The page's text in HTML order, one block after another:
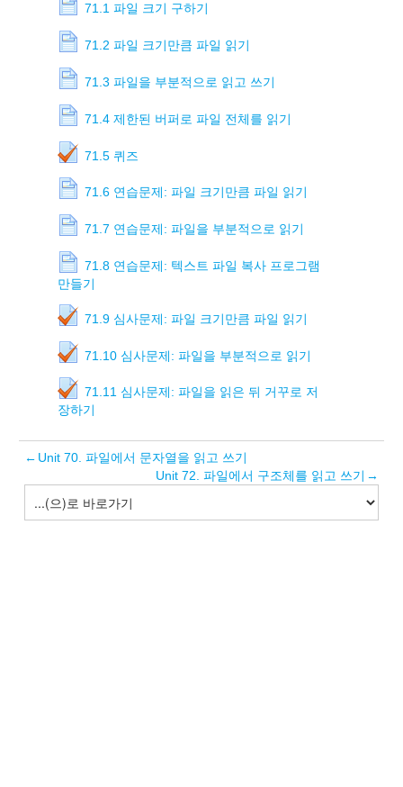
71.1 파일 크기 구하기
71.2 파일 크기만큼 파일 읽기
71.3 파일을 부분적으로 읽고 쓰기
71.4 제한된 버퍼로 파일 전체를 읽기
71.5 퀴즈
71.6 연습문제: 파일 크기만큼 파일 읽기
71.7 연습문제: 파일을 부분적으로 읽기
71.8 연습문제: 텍스트 파일 복사 프로그램
만들기
71.9 심사문제: 파일 크기만큼 파일 읽기
71.10 심사문제: 파일을 부분적으로 읽기
71.11 심사문제: 파일을 읽은 뒤 거꾸로 저
장하기
← Unit 70. 파일에서 문자열을 읽고 쓰기
Unit 72. 파일에서 구조체를 읽고 쓰기 →